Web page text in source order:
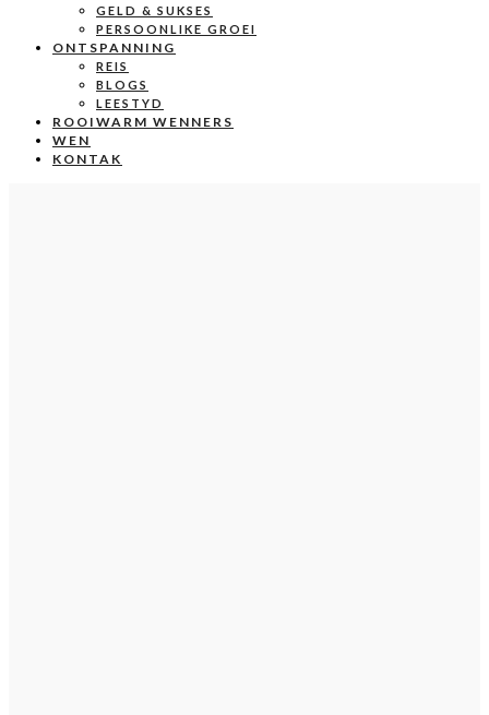
GELD & SUKSES
PERSOONLIKE GROEI
ONTSPANNING
REIS
BLOGS
LEESTYD
ROOIWARM WENNERS
WEN
KONTAK